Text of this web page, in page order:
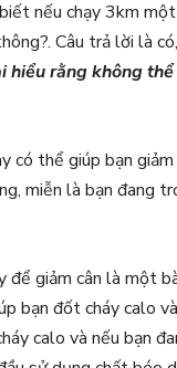
nếu chạy 3km
Câu trả lời là có,
hiểu rằng không
có thể giúp bạn
miễn là bạn đang
để giảm cân là một
bạn đốt cháy calo
calo và nếu bạn